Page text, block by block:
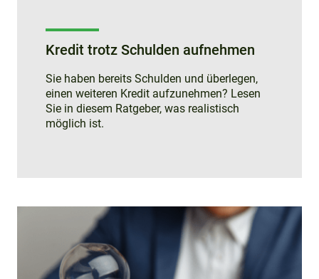
Kredit trotz Schulden aufnehmen
Sie haben bereits Schulden und überlegen,
einen weiteren Kredit aufzunehmen? Lesen
Sie in diesem Ratgeber, was realistisch
möglich ist.